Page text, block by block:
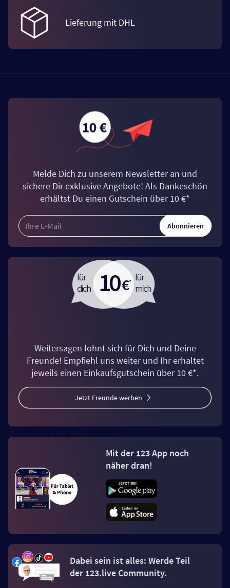
Lieferung mit DHL
Melde Dich zu unserem Newsletter an und
sichere Dir exklusive Angebote! Als Dankeschön
erhältst Du einen Gutschein über 10 €*
Abonnieren
Weitersagen lohnt sich für Dich und Deine
Freunde! Empfiehl uns weiter und Ihr erhaltet
jeweils einen Einkaufsgutschein über 10 €*.
Jetzt Freunde werben
Mit der 123 App noch
näher dran!
Dabei sein ist alles: Werde Teil
der 123.live Community.